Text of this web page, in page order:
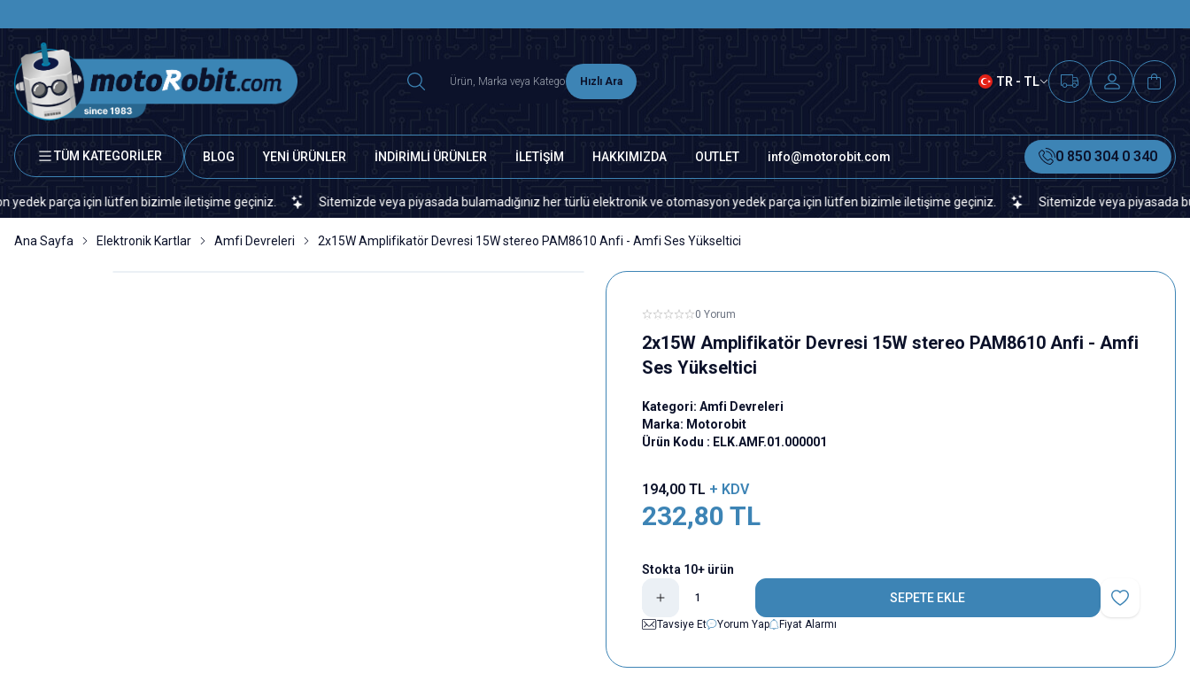
Hızlı Ara TR - TL
TÜM KATEGORİLER BLOG YENİ ÜRÜNLER İNDİRİMLİ ÜRÜNLER İLETİŞİM HAKKIMIZDA OUTLET info@motorobit.com 0 850 304 0 340
için lütfen bizimle iletişime geçiniz. Sitemizde veya piyasada bulamadığınız her türlü elektronik ve otomasyon yedek parça için lütfen bizimle iletişime geçiniz. Sitemizde veya piyasada
Ana Sayfa Elektronik Kartlar Amfi Devreleri 2x15W Amplifikatör Devresi 15W stereo PAM8610 Anfi - Amfi Ses Yükseltici
0 Yorum
2x15W Amplifikatör Devresi 15W stereo PAM8610 Anfi - Amfi
Ses Yükseltici
Kategori: Amfi Devreleri
Marka: Motorobit
Ürün Kodu : ELK.AMF.01.000001
194,00TL + KDV
232,80 TL
Stokta 10+ ürün
SEPETE EKLE
Favoriye Ekle
Tavsiye Et
Yorum Yap Fiyat Alarmı